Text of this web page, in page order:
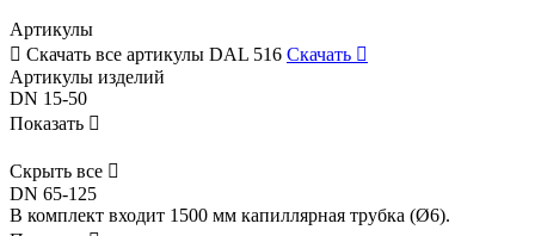
Артикулы
 Скачать все артикулы DAL 516 Скачать 
Артикулы изделий
DN 15-50
Показать 
Скрыть все 
DN 65-125
В комплект входит 1500 мм капиллярная трубка (Ø6).